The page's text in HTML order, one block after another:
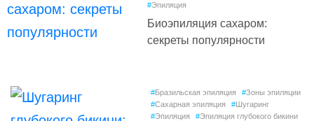
#Эпиляция
Биоэпиляция сахаром:
секреты популярности
#Бразильская эпиляция #Зоны эпиляции
#Сахарная эпиляция #Шугаринг
#Эпиляция #Эпиляция глубокого бикини